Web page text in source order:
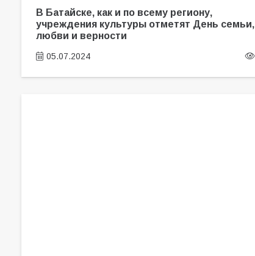
В Батайске, как и по всему региону,
учреждения культуры отметят День семьи,
любви и верности
05.07.2024